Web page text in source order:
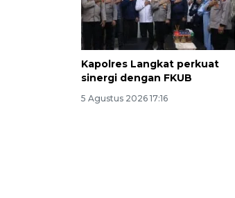
Kapolres Langkat perkuat
sinergi dengan FKUB
5 Agustus 2026 17:16